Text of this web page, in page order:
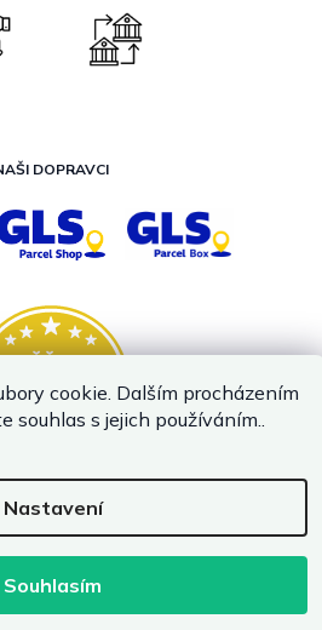
cookie. Dalším procházením
souhlas s jejich používáním..
Nastavení
Souhlasímnedostupná. Kontaktujte
DOPRAVCI